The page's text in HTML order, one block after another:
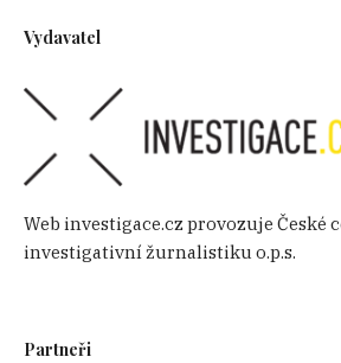
Vydavatel
Web investigace.cz provozuje České
investigativní žurnalistiku o.p.s.
Partneři